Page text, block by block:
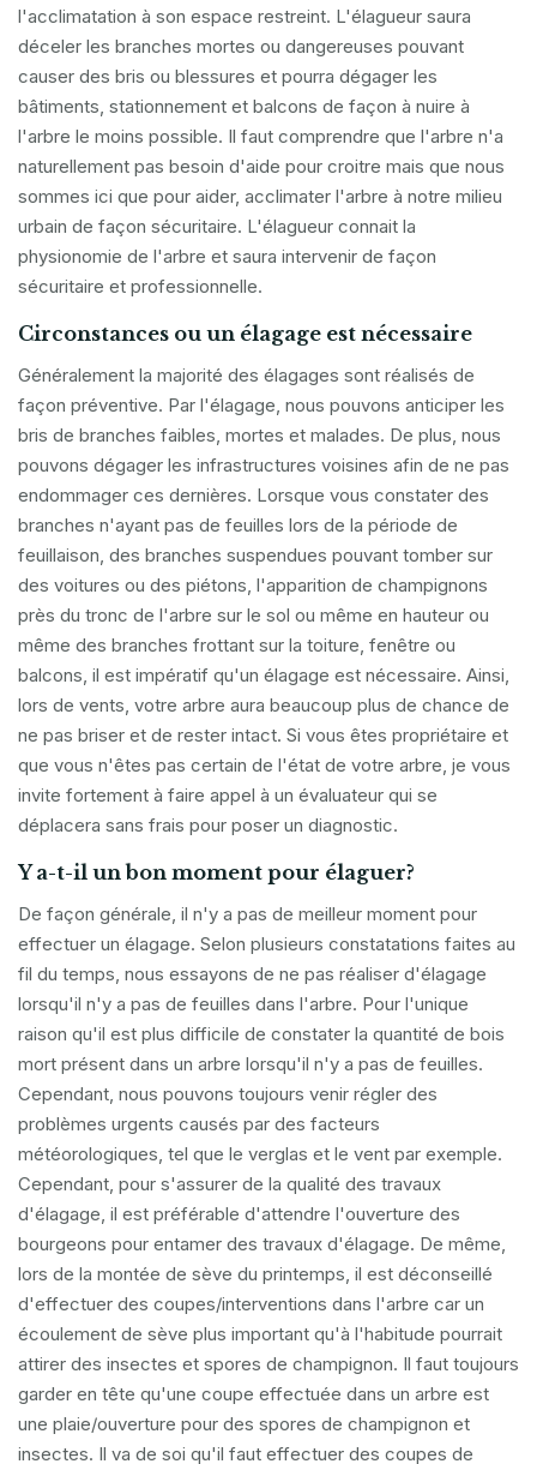
l'acclimatation à son espace restreint. L'élagueur saura
déceler les branches mortes ou dangereuses pouvant
causer des bris ou blessures et pourra dégager les
bâtiments, stationnement et balcons de façon à nuire à
l'arbre le moins possible. Il faut comprendre que l'arbre n'a
naturellement pas besoin d'aide pour croitre mais que nous
sommes ici que pour aider, acclimater l'arbre à notre milieu
urbain de façon sécuritaire. L'élagueur connait la
physionomie de l'arbre et saura intervenir de façon
sécuritaire et professionnelle.
Circonstances ou un élagage est nécessaire
Généralement la majorité des élagages sont réalisés de
façon préventive. Par l'élagage, nous pouvons anticiper les
bris de branches faibles, mortes et malades. De plus, nous
pouvons dégager les infrastructures voisines afin de ne pas
endommager ces dernières. Lorsque vous constater des
branches n'ayant pas de feuilles lors de la période de
feuillaison, des branches suspendues pouvant tomber sur
des voitures ou des piétons, l'apparition de champignons
près du tronc de l'arbre sur le sol ou même en hauteur ou
même des branches frottant sur la toiture, fenêtre ou
balcons, il est impératif qu'un élagage est nécessaire. Ainsi,
lors de vents, votre arbre aura beaucoup plus de chance de
ne pas briser et de rester intact. Si vous êtes propriétaire et
que vous n'êtes pas certain de l'état de votre arbre, je vous
invite fortement à faire appel à un évaluateur qui se
déplacera sans frais pour poser un diagnostic.
Y a-t-il un bon moment pour élaguer?
De façon générale, il n'y a pas de meilleur moment pour
effectuer un élagage. Selon plusieurs constatations faites au
fil du temps, nous essayons de ne pas réaliser d'élagage
lorsqu'il n'y a pas de feuilles dans l'arbre. Pour l'unique
raison qu'il est plus difficile de constater la quantité de bois
mort présent dans un arbre lorsqu'il n'y a pas de feuilles.
Cependant, nous pouvons toujours venir régler des
problèmes urgents causés par des facteurs
météorologiques, tel que le verglas et le vent par exemple.
Cependant, pour s'assurer de la qualité des travaux
d'élagage, il est préférable d'attendre l'ouverture des
bourgeons pour entamer des travaux d'élagage. De même,
lors de la montée de sève du printemps, il est déconseillé
d'effectuer des coupes/interventions dans l'arbre car un
écoulement de sève plus important qu'à l'habitude pourrait
attirer des insectes et spores de champignon. Il faut toujours
garder en tête qu'une coupe effectuée dans un arbre est
une plaie/ouverture pour des spores de champignon et
insectes. Il va de soi qu'il faut effectuer des coupes de